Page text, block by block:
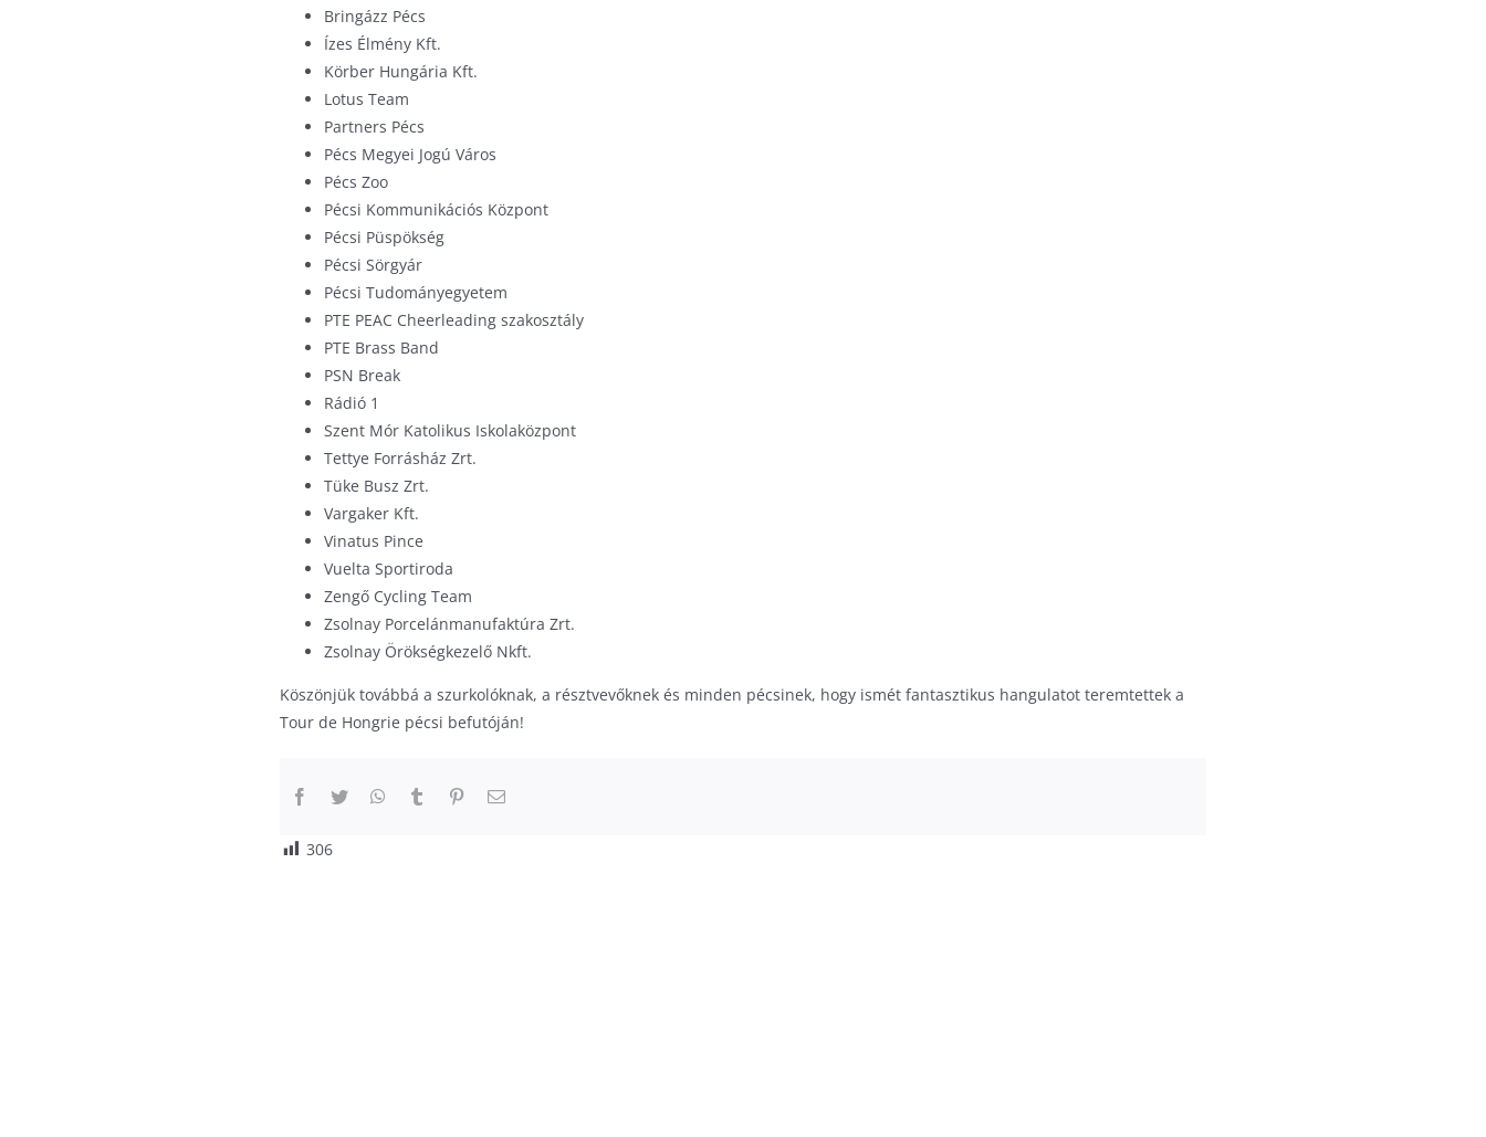
Bringázz Pécs
Ízes Élmény Kft.
Körber Hungária Kft.
Lotus Team
Partners Pécs
Pécs Megyei Jogú Város
Pécs Zoo
Pécsi Kommunikációs Központ
Pécsi Püspökség
Pécsi Sörgyár
Pécsi Tudományegyetem
PTE PEAC Cheerleading szakosztály
PTE Brass Band
PSN Break
Rádió 1
Szent Mór Katolikus Iskolaközpont
Tettye Forrásház Zrt.
Tüke Busz Zrt.
Vargaker Kft.
Vinatus Pince
Vuelta Sportiroda
Zengő Cycling Team
Zsolnay Porcelánmanufaktúra Zrt.
Zsolnay Örökségkezelő Nkft.
Köszönjük továbbá a szurkolóknak, a résztvevőknek és minden pécsinek, hogy ismét fantasztikus hangulatot teremtettek a
Tour de Hongrie pécsi befutóján!
306